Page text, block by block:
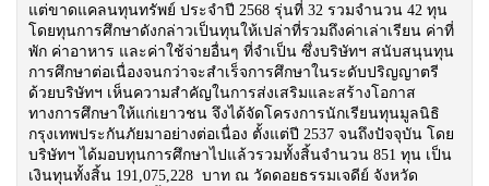
แต่ขาดแคลนทุนทรัพย์ ประจำปี 2568 รุ่นที่ 32 รวมจำนวน 42 ทุน
โดยทุนการศึกษาดังกล่าวเป็นทุนให้เปล่าที่รวมถึงค่าเล่าเรียน ค่าที่
พัก ค่าอาหาร และค่าใช้จ่ายอื่นๆ ที่จำเป็น ซึ่งบริษัทฯ สนับสนุนทุน
การศึกษาต่อเนื่องจนกว่าจะสำเร็จการศึกษาในระดับปริญญาตรี
ด้วยบริษัทฯ เห็นความสำคัญในการส่งเสริมและสร้างโอกาส
ทางการศึกษาให้แก่เยาวชน จึงได้จัดโครงการนักเรียนทุนมูลนิธิ
กรุงเทพประกันภัยมาอย่างต่อเนื่อง ตั้งแต่ปี 2537 จนถึงปัจจุบัน โดย
บริษัทฯ ได้มอบทุนการศึกษาไปแล้วรวมทั้งสิ้นจำนวน 851 ทุน เป็น
เงินทุนทั้งสิ้น 191,075,228 บาท ณ วัดดอยธรรมเจดีย์ จังหวัด